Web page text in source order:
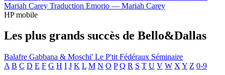
Mariah Carey Traduction Emorio — Mariah Carey
HP mobile
Les plus grands succès de Bello&Dallas
Balafre Gabbana & Moschi' Le P'tit Fédéraux Séminaire
A B C D E F G H I J K L M N O P Q R S T U V W X Y Z 0-9